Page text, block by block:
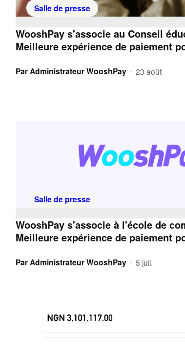
Salle de presse
WooshPay s'associe au Conseil
Meilleure expérience de paiement
ParAdministrateur WooshPay • 23 août
Salle de presse
WooshPay s'associe à l'école de
Meilleure expérience de paiement
ParAdministrateur WooshPay • 5 juil.